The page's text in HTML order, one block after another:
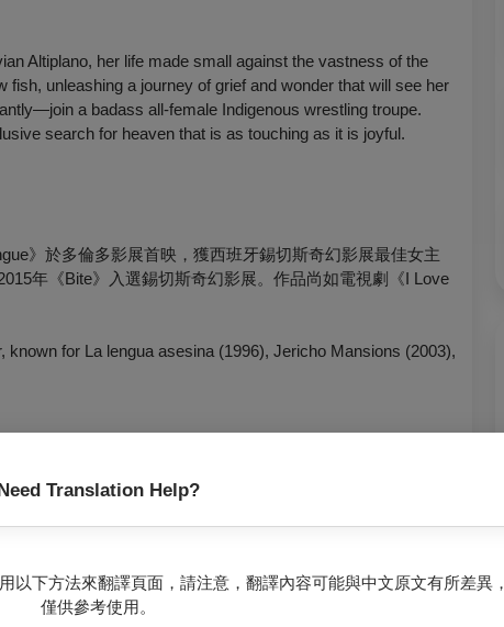
Translation Help?
以下方法來翻譯頁面，請注意，翻譯內容可能與中文原文有所差異，
僅供參考使用。
Altiplano, her life made small against the vastness of the
unleashing a journey of grief and wonder that will see her
a badass all-female Indigenous wrestling troupe.
search for heaven that is as touching as it is joyful.
》於多倫多影展首映，獲西班牙錫切斯奇幻影展最佳女主
年《Bite》入選錫切斯奇幻影展。作品尚如電視劇《I Love
known for La lengua asesina (1996), Jericho Mansions (2003),